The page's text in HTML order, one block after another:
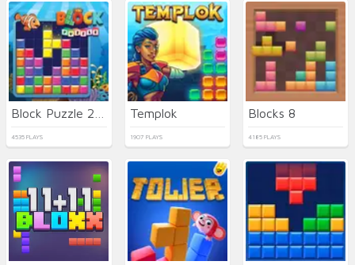
4535 PLAYS
Templok
1907 PLAYS
Blocks 8
4185 PLAYS